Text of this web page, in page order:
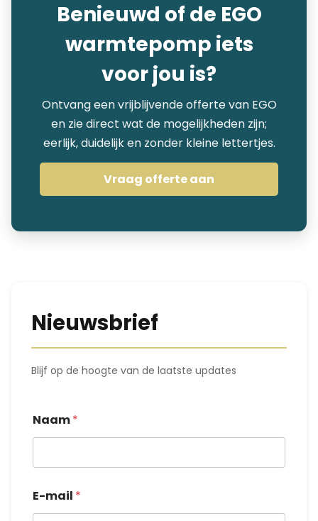
Benieuwd of de EGO
warmtepomp iets
voor jou is?
Ontvang een vrijblijvende offerte van EGO
en zie direct wat de mogelijkheden zijn;
eerlijk, duidelijk en zonder kleine lettertjes.
Vraag offerte aan
Nieuwsbrief
Blijf op de hoogte van de laatste updates
E
-
m
i
*
N
Naam*
E-mail *